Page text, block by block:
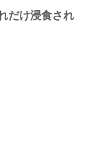
だけ浸食され